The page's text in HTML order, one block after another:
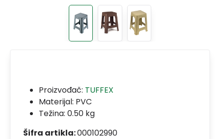
Proizvođač: TUFFEX
Materijal: PVC
Težina: 0.50 kg
Šifra artikla:000102990